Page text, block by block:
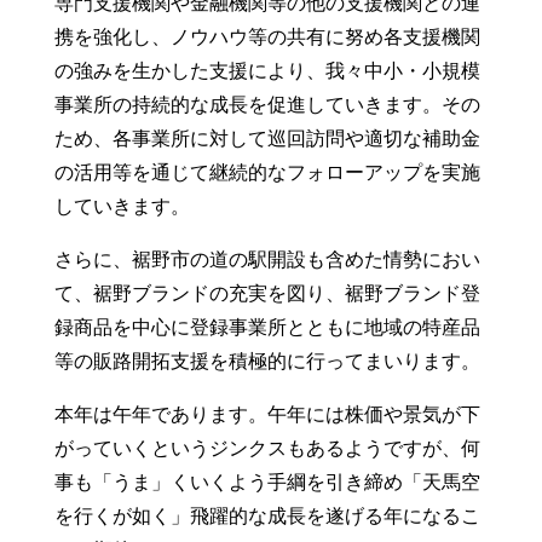
携を強化し、ノウハウ等の共有に努め各支援機関
の強みを生かした支援により、我々中小・小規模
事業所の持続的な成長を促進していきます。その
ため、各事業所に対して巡回訪問や適切な補助金
の活用等を通じて継続的なフォローアップを実施
していきます。
さらに、裾野市の道の駅開設も含めた情勢におい
て、裾野ブランドの充実を図り、裾野ブランド登
録商品を中心に登録事業所とともに地域の特産品
等の販路開拓支援を積極的に行ってまいります。
本年は午年であります。午年には株価や景気が下
がっていくというジンクスもあるようですが、何
事も「うま」くいくよう手綱を引き締め「天馬空
を行くが如く」飛躍的な成長を遂げる年になるこ